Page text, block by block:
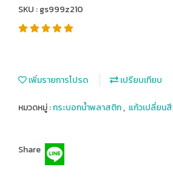
SKU : gs999z210
เพิ่มรายการโปรด เปรียบเทียบ
หมวดหมู่ :กระบอกน้ำพลาสติก, แก้วเปลี่ยน
Share